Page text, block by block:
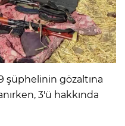
şüphelinin gözaltına
3'ü hakkında